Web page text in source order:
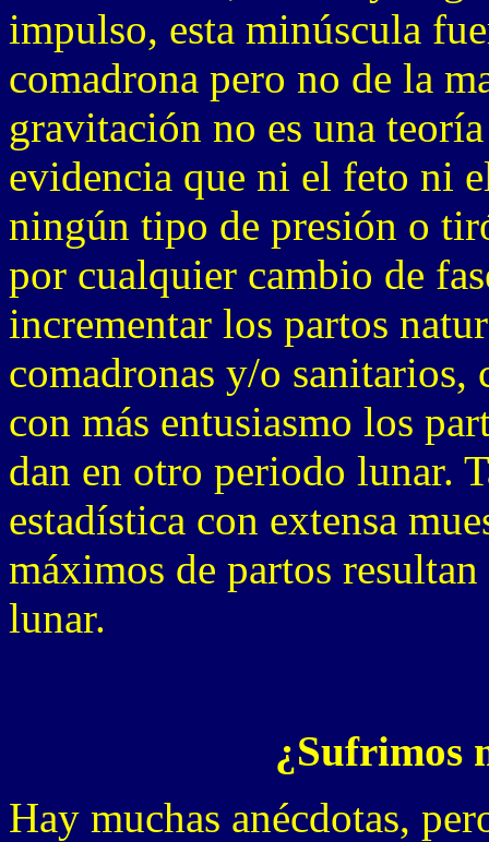
impulso, esta minúscula
comadrona pero no de la
gravitación no es una
evidencia que ni el feto ni
ningún tipo de presión o
por cualquier cambio de
incrementar los partos
comadronas y/o sanitarios,
con más entusiasmo los
dan en otro periodo lunar.
estadística con extensa
máximos de partos
lunar.
¿Sufrimos
Hay muchas anécdotas,